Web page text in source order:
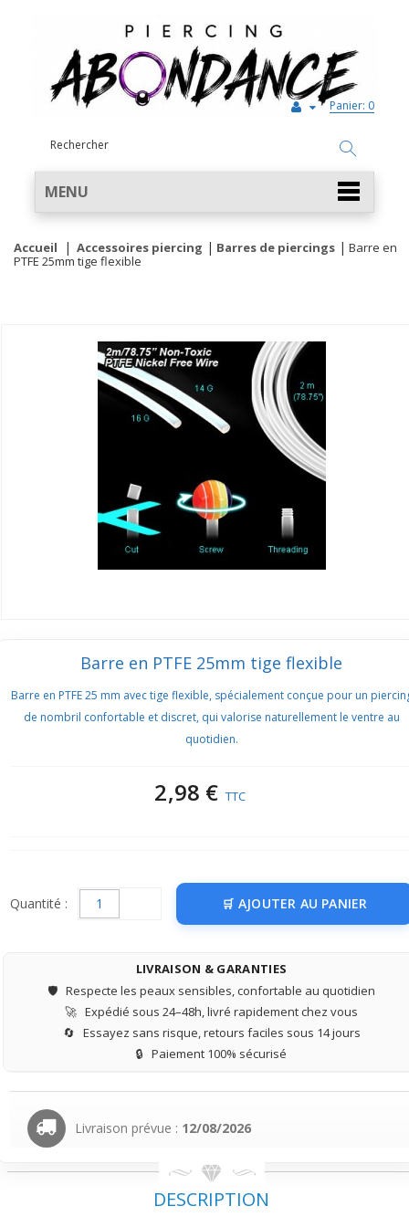
Panier: 0
MENU
Accueil Accessoires piercing Barres de piercings
Barre en
PTFE 25mm tige flexible
Barre en PTFE 25mm tige flexible
Barre en PTFE 25 mm avec tige flexible, spécialement conçue pour un
de nombril confortable et discret, qui valorise naturellement le ventre au
quotidien.
2,98 € TTC
Quantité : AJOUTER AU PANIER
LIVRAISON & GARANTIES
🛡️ Respecte les peaux sensibles, confortable au quotidien
🚀 Expédié sous 24–48h, livré rapidement chez vous
🔄 Essayez sans risque, retours faciles sous 14 jours
🔒 Paiement 100% sécurisé
Livraison prévue : 12/08/2026
DESCRIPTION